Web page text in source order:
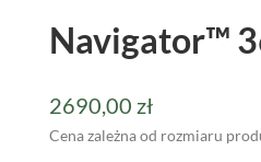
Navigator™
2690,00 zł
Cena zależna od rozmiaru